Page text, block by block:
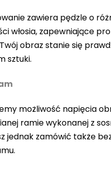
zawiera pędzle o
włosia, zapewniające
obraz stanie się
sztuki.
możliwość napięcia
ramie wykonanej z
jednak zamówić także